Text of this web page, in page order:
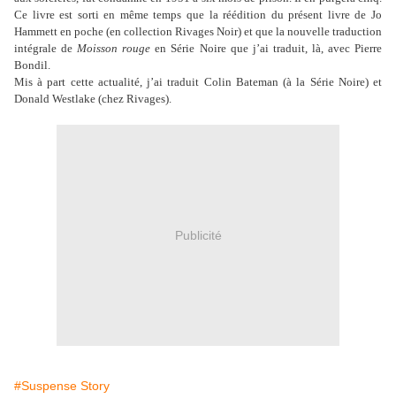
Ce livre est sorti en même temps que la réédition du présent livre de Jo
Hammett en poche (en collection Rivages Noir) et que la nouvelle traduction
intégrale deMoisson rouge en Série Noire que j’ai traduit, là, avec Pierre
Bondil.
Mis à part cette actualité, j’ai traduit Colin Bateman (à la Série Noire) et
Donald Westlake (chez Rivages).
Publicité
#Suspense Story